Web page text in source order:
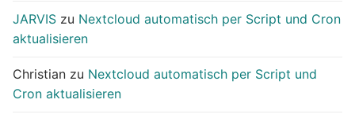
JARVIS zu Nextcloud automatisch per Script und Cron
aktualisieren
Christian zu Nextcloud automatisch per Script und
Cron aktualisieren